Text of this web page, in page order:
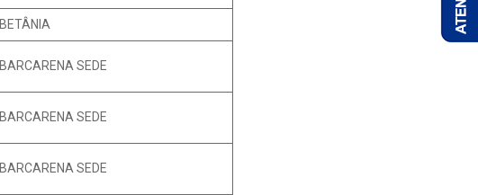
BETÂNIA
BARCARENA SEDE
BARCARENA SEDE
BARCARENA SEDE